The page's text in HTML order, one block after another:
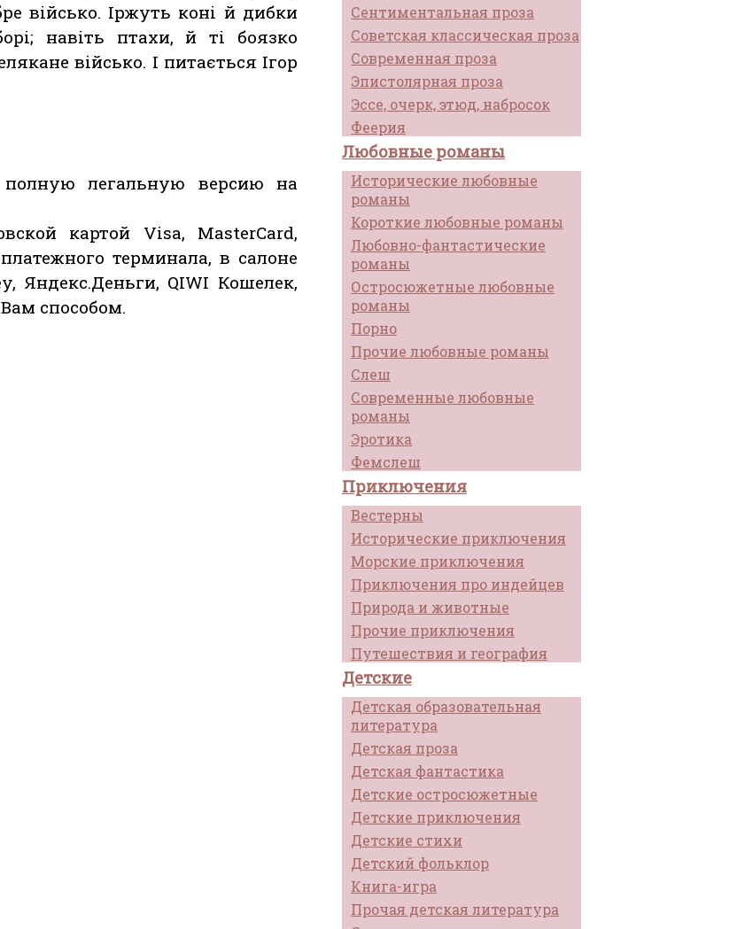
Сентиментальная проза
Советская классическая проза
Современная проза
Эпистолярная проза
Эссе, очерк, этюд, набросок
Феерия
Любовные романы
Исторические любовные
романы
Короткие любовные романы
Любовно-фантастические
романы
Остросюжетные любовные
романы
Порно
Прочие любовные романы
Слеш
Современные любовные
романы
Эротика
Фемслеш
Приключения
Вестерны
Исторические приключения
Морские приключения
Приключения про индейцев
Природа и животные
Прочие приключения
Путешествия и география
Детские
Детская образовательная
литература
Детская проза
Детская фантастика
Детские остросюжетные
Детские приключения
Детские стихи
Детский фольклор
Книга-игра
Прочая детская литература
військо. Іржуть коні й дибки
навіть птахи, й ті боязко
військо. І питається Ігор
легальную версию на
картой Visa, MasterCard,
терминала, в салоне
Яндекс.Деньги, QIWI Кошелек,
способом.